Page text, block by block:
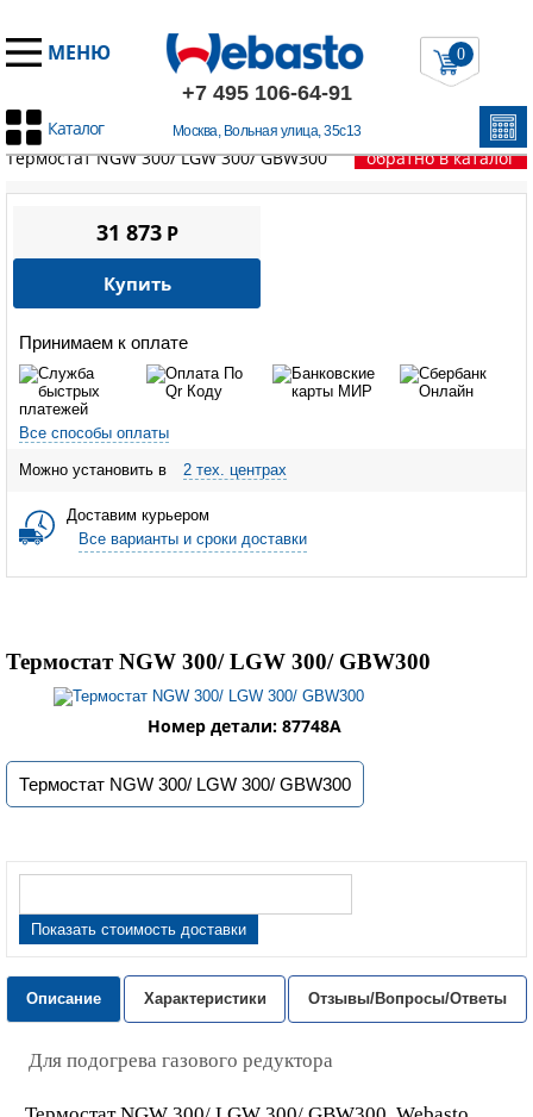
МЕНЮ
+7 495 106-64-91
Москва, Вольная улица, 35с13
Каталог
0
Главная / Запчасти Вебасто/LGW / NGW / GBW 300
Термостат NGW 300/ LGW 300/ GBW300
обратно в каталог
Принимаем к оплате
Все способы оплаты
Можно установить в 2 тех. центрах
Доставим курьером
Все варианты и сроки доставки
31 873P
Купить
Термостат NGW 300/ LGW 300/ GBW300
Номер детали: 87748A
Термостат NGW 300/ LGW 300/ GBW300
Показать стоимость доставки
Описание Характеристики Отзывы/Вопросы/Ответы
Для подогрева газового редуктора